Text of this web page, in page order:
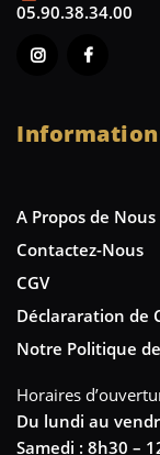
05.90.38.34.00
A Propos de Nous
Contactez-Nous
CGV
Déclararation de
Notre Politique
Horaires
Du lundi au
Samedi : 8h30 –